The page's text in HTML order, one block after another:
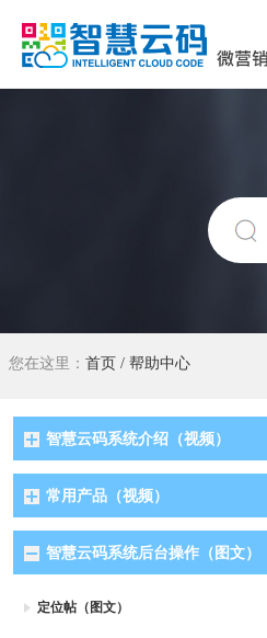
您在这里： 首页 / 帮助中心
智慧云码系统介绍（视频）
常用产品（视频）
智慧云码系统后台操作（图文）
定位帖（图文）